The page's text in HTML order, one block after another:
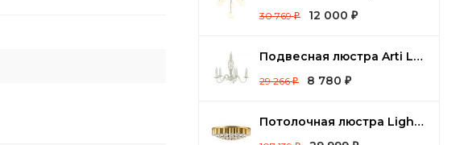
30 769₽ 12 000 ₽
Подвесная люстра Arti Lampadari Tortora Tortora E 1.1.5 CG
29 266₽ 8 780 ₽
Потолочная люстра Lightstar Siena 720402